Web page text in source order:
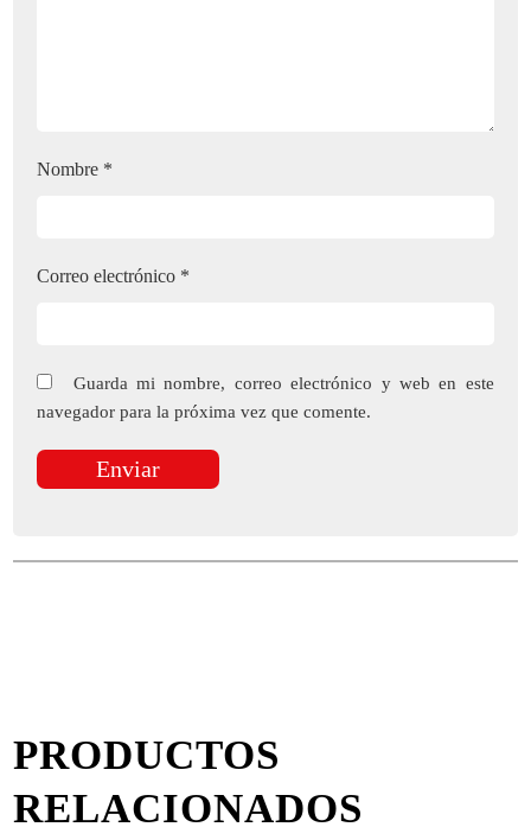
Nombre *
Correo electrónico *
Guarda mi nombre, correo electrónico y web en este
navegador para la próxima vez que comente.
PRODUCTOS
RELACIONADOS